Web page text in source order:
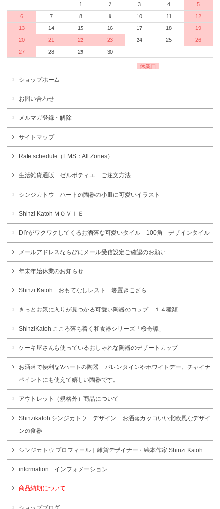
1
2 3 4
5
6
7 8 9 10 11
12
13
14 15 16 17 18
19
20
21 22 23 24 25
26
27
28 29 30
休業日
ショップホーム
お問い合わせ
メルマガ登録・解除
サイトマップ
Rate schedule（EMS：All Zones）
生活雑貨通販 ゼルポティエ ご注文方法
シンジカトウ ハートの陶器の小皿に可愛いイラスト
Shinzi Katoh ＭＯＶＩＥ
DIYがワクワクしてくるお洒落な可愛いタイル 100角 デザインタイル
メールアドレスならびにメール受信設定ご確認のお願い
年末年始休業のお知らせ
Shinzi Katoh おもてなしレスト 箸置きこざら
きっとお気に入りが見つかる可愛い陶器のコップ １４種類
ShinziKatoh こころ落ち着く和食器シリーズ「桜奇譚」
ケーキ屋さんも使っているおしゃれな陶器のデザートカップ
お洒落で便利な?ハートの陶器 バレンタインやホワイトデー、チャイナ
ペイントにも使えて嬉しい陶器です。
アウトレット（規格外）商品について
Shinzikatoh シンジカトウ デザイン お洒落カッコいい北欧風なデザイ
ンの食器
シンジカトウ プロフィール｜雑貨デザイナー・絵本作家 Shinzi Katoh
information インフォメーション
商品納期について
ショップブログ